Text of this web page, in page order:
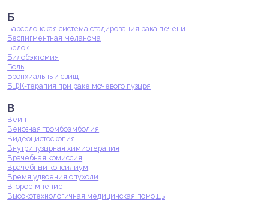
Б
Барселонская система стадирования рака печени
Беспигментная меланома
Белок
Билобэктомия
Боль
Бронхиальный свищ
БЦЖ-терапия при раке мочевого пузыря
В
Вейп
Венозная тромбоэмболия
Видеоцистоскопия
Внутрипузырная химиотерапия
Врачебная комиссия
Врачебный консилиум
Время удвоения опухоли
Второе мнение
Высокотехнологичная медицинская помощь